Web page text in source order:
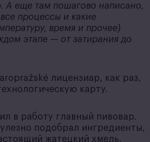
А еще там пошагово написано,
процессы и какие
время и прочее)
этапе — от затирания до
лицензиар, как раз,
карту.
в работу главный пивовар.
подобрал ингредиенты,
жатецкий хмель,